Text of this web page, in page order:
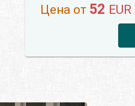
Цена от 52 EUR